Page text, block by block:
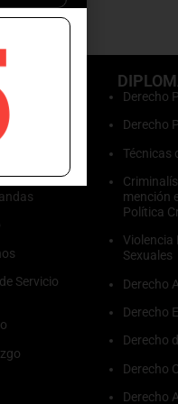
Servicio
Derecho
Derecho
Técnicas
mención
Política
Violencia
Sexuales
Derecho
Derecho
Derecho
Derecho
Derecho